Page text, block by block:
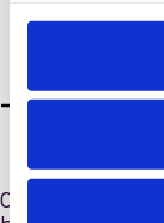
dit vaak niet
zijn voor de
Optie 3: zelf een